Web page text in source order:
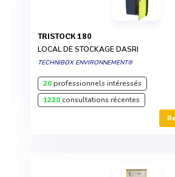
TRISTOCK 180
LOCAL DE STOCKAGE DASRI
TECHNIBOX ENVIRONNEMENT®
20professionnels intéressés
1220consultations récentes